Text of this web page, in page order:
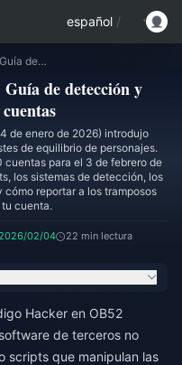
español /
Hacks de Free Fire OB52: Guía de detección y protección de cuentas
de detección y
de enero de 2026) introdujo
de equilibrio de personajes.
para el 3 de febrero de
los sistemas de detección, los
reportar a los tramposos
cuenta.
02/04 22 min lectura
Hacker en OB52
de terceros no
scripts que manipulan las